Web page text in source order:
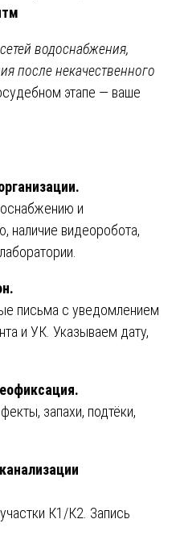
водоснабжения,
после некачественного
этапе — ваше
и
наличие видеоробота,
письма с уведомлением
и УК. Указываем дату,
запахи, подтёки,
К1/К2. Запись